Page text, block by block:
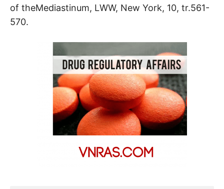
of theMediastinum, LWW, New York, 10, tr.561-
570.